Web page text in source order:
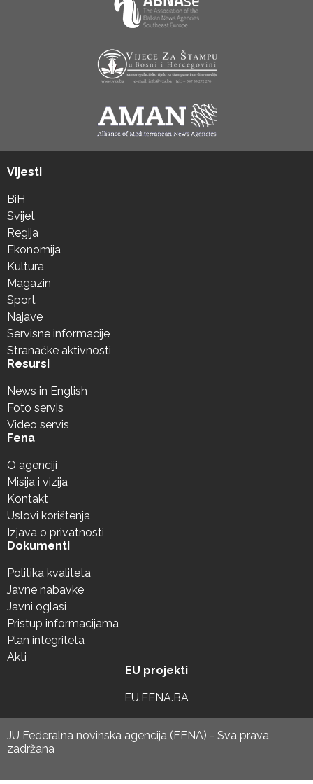
Vijesti
BiH
Svijet
Regija
Ekonomija
Kultura
Magazin
Sport
Najave
Servisne informacije
Stranačke aktivnosti
Resursi
News in English
Foto servis
Video servis
Fena
O agenciji
Misija i vizija
Kontakt
Uslovi korištenja
Izjava o privatnosti
Dokumenti
Politika kvaliteta
Javne nabavke
Javni oglasi
Pristup informacijama
Plan integriteta
Akti
EU projekti
EU.FENA.BA
JU Federalna novinska agencija (FENA) - Sva prava
zadržana